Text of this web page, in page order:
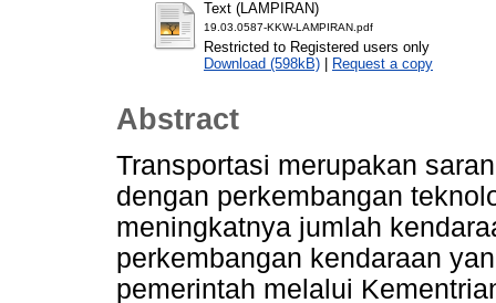
Text (LAMPIRAN)
19.03.0587-KKW-LAMPIRAN.pdf
Restricted to Registered users only
Download (598kB)
Request a copy
Abstract
Transportasi merupakan
dengan perkembangan
meningkatnya jumlah
perkembangan kendaraan
pemerintah melalui